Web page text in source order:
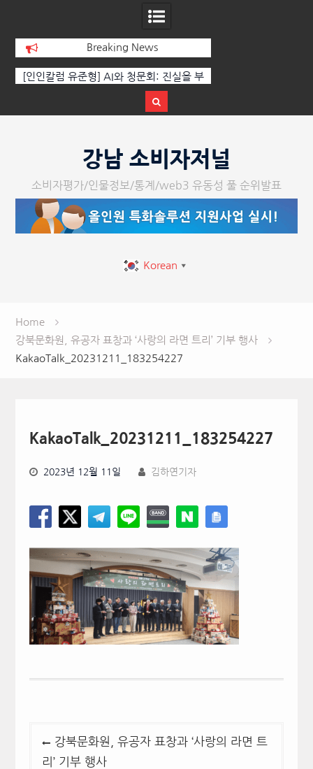
Breaking News
[인인칼럼 유준형] AI와 청문회: 진실을 부
다.
페스티벌’ 성
강남 소비자저널
소비자평가/인물정보/통계/web3 유동성 풀 순위발표
Korean ▼
Home
강북문화원, 유공자 표창과 ‘사랑의 라면 트리’ 기부 행사
KakaoTalk_20231211_183254227
KakaoTalk_20231211_183254227
2023년 12월 11일 김하연기자
강북문화원, 유공자 표창과 ‘사랑의 라면 트
리’ 기부 행사